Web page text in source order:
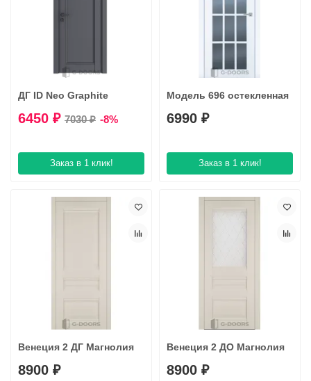
ДГ ID Neo Graphite
7030 ₽
6450 ₽ -8%
Заказ в 1 клик!
Модель 696 остекленная
6990 ₽
Заказ в 1 клик!
Венеция 2 ДГ Магнолия
8900 ₽
Венеция 2 ДО Магнолия
8900 ₽